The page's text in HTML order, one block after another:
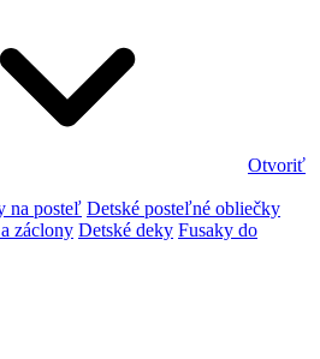
Otvoriť
na posteľ Detské posteľné obliečky
záclony Detské deky Fusaky do